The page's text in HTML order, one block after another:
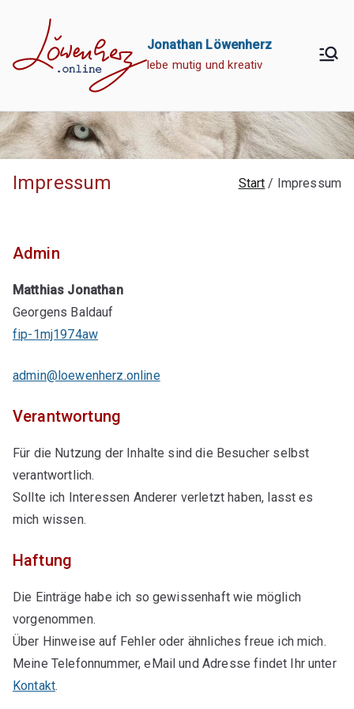
springen
Jonathan Löwenherz
lebe mutig und kreativ
Impressum Start Impressum
Admin
Matthias Jonathan
Georgens Baldauf
fip-1mj1974aw
admin@loewenherz.online
Verantwortung
Für die Nutzung der Inhalte sind die Besucher selbst
verantwortlich.
Sollte ich Interessen Anderer verletzt haben, lasst es
mich wissen.
Haftung
Die Einträge habe ich so gewissenhaft wie möglich
vorgenommen.
Über Hinweise auf Fehler oder ähnliches freue ich mich.
Meine Telefonnummer, eMail und Adresse findet Ihr unter
Kontakt.